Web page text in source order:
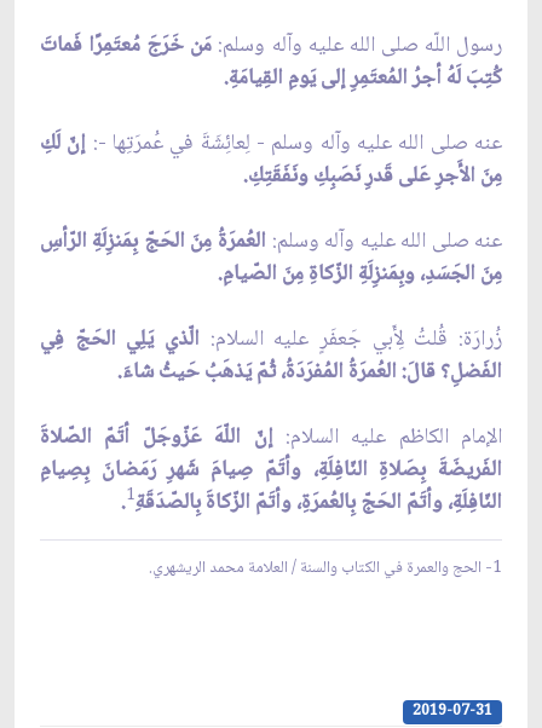
رسول اللّه صلى الله عليه وآله وسلم: مَن خَرَجَ مُعتَمِرًا فَماتَ
كُتِبَ لَهُ أجرُ المُعتَمِرِ إلى يَومِ القِيامَةِ.
عنه صلى الله عليه وآله وسلم - لِعائِشَةَ في عُمرَتِها -: إنّ لَكِ
مِنَ الأَجرِ عَلى قَدرِ نَصَبِكِ ونَفَقَتِكِ.
عنه صلى الله عليه وآله وسلم: العُمرَةُ مِنَ الحَجّ بِمَنزِلَةِ الرّأسِ
مِنَ الجَسَدِ، وبِمَنزِلَةِ الزّكاةِ مِنَ الصّيامِ.
زُرارَة: قُلتُ لِأَبي جَعفَرٍ عليه السلام: الّذي يَلِي الحَجّ فِي
الفَضلِ؟ قالَ: العُمرَةُ المُفرَدَةُ، ثُمّ يَذهَبُ حَيثُ شاءَ.
الإمام الكاظم عليه السلام:إنّ اللّهَ عَزّوجَلّ أتَمّ الصّلاةَ
الفَريضَةَ بِصَلاةِ النّافِلَةِ، وأتَمّ صِيامَ شَهرِ رَمَضانَ بِصِيامِ
النّافِلَةِ، وأتَمّ الحَجّ بِالعُمرَةِ، وأتَمّ الزّكاةَ بِالصّدَقَة1ِ.
1- الحج والعمرة في الكتاب والسنة / العلامة محمد الريشهري.
2019-07-31